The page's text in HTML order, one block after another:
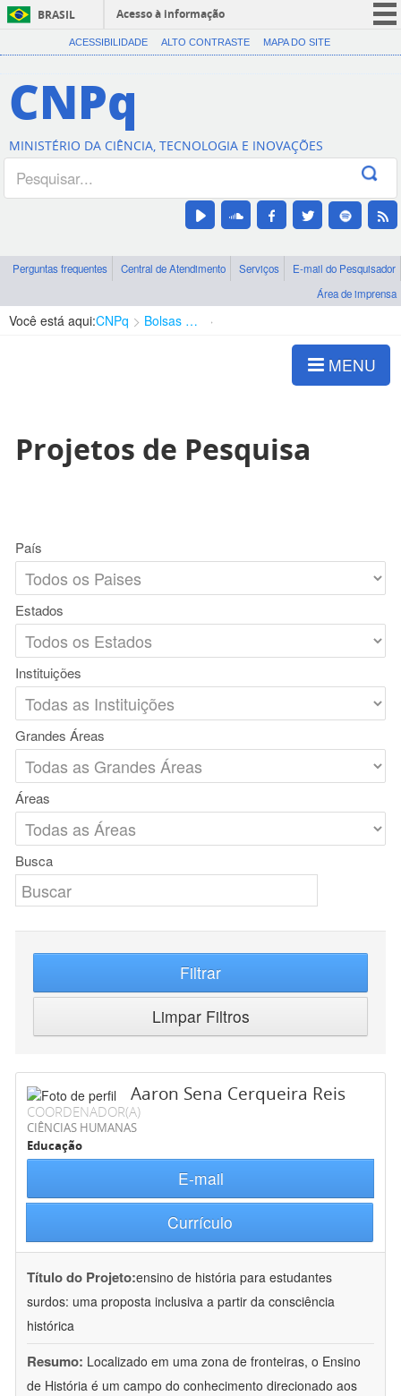
BRASIL
Acesso à informação
CORONAVÍRUS (COVID-19)
Canais
ACESSIBILIDADE ALTO CONTRASTE MAPA DO SITE
CNPq
MINISTÉRIO DA CIÊNCIA, TECNOLOGIA E INOVAÇÕES
Perguntas frequentes Central de Atendimento Serviços
E-mail do Pesquisador
Área de imprensa
Você está aqui:CNPq Bolsas e Auxílios Vigentes
MENU
Projetos de Pesquisa
País
Estados
Instituições
Grandes Áreas
Áreas
Busca
Filtrar
Limpar Filtros
Aaron Sena Cerqueira Reis
COORDENADOR(A)
CIÊNCIAS HUMANAS
Educação
E-mail
Currículo
Título do Projeto:ensino de história para estudantes
surdos: uma proposta inclusiva a partir da consciência
histórica
Resumo: Localizado em uma zona de fronteiras, o Ensino
de História é um campo do conhecimento direcionado aos